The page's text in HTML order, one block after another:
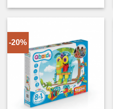
24,99€.19,90€.
-20%